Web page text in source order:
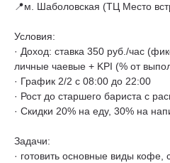
📍м. Шаболовская (ТЦ Место
Условия:
· Доход: ставка 350 руб./час
личные чаевые + KPI (% от
· График 2/2 с 08:00 до 22:00
· Рост до старшего бариста с
· Скидки 20% на еду, 30% на
Задачи:
· готовить основные виды кофе,